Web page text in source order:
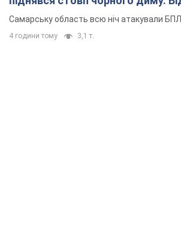
Самарську область всю ніч атакували
4 години тому 3,1 т.